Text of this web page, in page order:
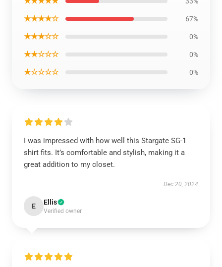
★★★★☆ 67%
★★★☆☆ 0%
★★☆☆☆ 0%
★☆☆☆☆ 0%
I was impressed with how well this Stargate SG-1
shirt fits. It’s comfortable and stylish, making it a
great addition to my closet.
Dec 20, 2024
E Ellis
Verified owner